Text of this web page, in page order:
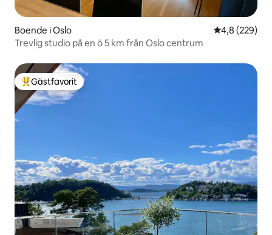
Boende i Oslo 4,8 av 5 i
4,8 (229)
Trevlig studio på en ö 5 km från Oslo centrum
Populär gästfavorit
Gästfavorit